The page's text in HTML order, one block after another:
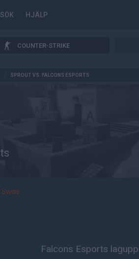
SÖK HJÄLP
COUNTER-STRIKE
SPROUT VS. FALCONS ESPORTS
Swiss
Falcons Esports